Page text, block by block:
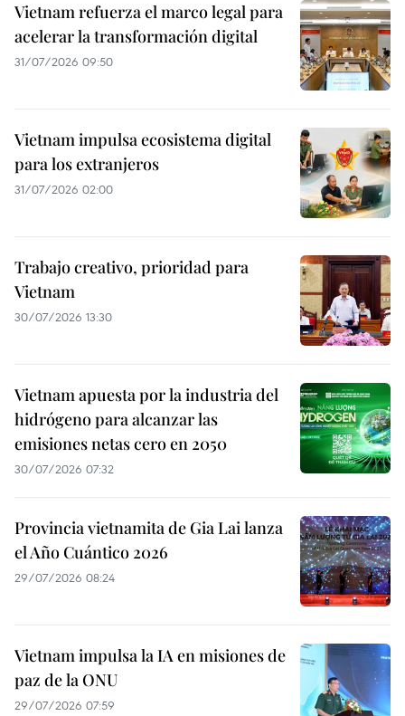
Vietnam refuerza el marco legal para
acelerar la transformación digital
31/07/2026 09:50
Vietnam impulsa ecosistema digital
para los extranjeros
31/07/2026 02:00
Trabajo creativo, prioridad para
Vietnam
30/07/2026 13:30
Vietnam apuesta por la industria del
hidrógeno para alcanzar las
emisiones netas cero en 2050
30/07/2026 07:32
Provincia vietnamita de Gia Lai lanza
el Año Cuántico 2026
29/07/2026 08:24
Vietnam impulsa la IA en misiones de
paz de la ONU
29/07/2026 07:59